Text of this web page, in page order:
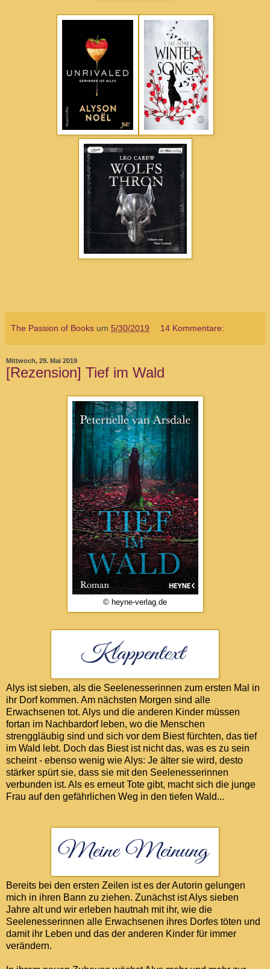
The Passion of Books um 5/30/2019 14 Kommentare:
Mittwoch, 29. Mai 2019
[Rezension] Tief im Wald
© heyne-verlag.de
Alys ist sieben, als die Seelenesserinnen zum ersten Mal in
ihr Dorf kommen. Am nächsten Morgen sind alle
Erwachsenen tot. Alys und die anderen Kinder müssen
fortan im Nachbardorf leben, wo die Menschen
strenggläubig sind und sich vor dem Biest fürchten, das tief
im Wald lebt. Doch das Biest ist nicht das, was es zu sein
scheint - ebenso wenig wie Alys: Je älter sie wird, desto
stärker spürt sie, dass sie mit den Seelenesserinnen
verbunden ist. Als es erneut Tote gibt, macht sich die junge
Frau auf den gefährlichen Weg in den tiefen Wald...
Bereits bei den ersten Zeilen ist es der Autorin gelungen
mich in ihren Bann zu ziehen. Zunächst ist Alys sieben
Jahre alt und wir erleben hautnah mit ihr, wie die
Seelenesserinnen alle Erwachsenen ihres Dorfes töten und
damit ihr Leben und das der anderen Kinder für immer
verändern.